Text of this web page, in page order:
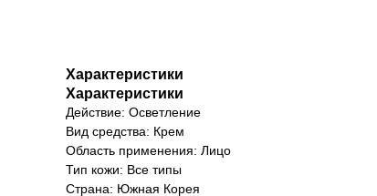
Характеристики
Характеристики
Действие: Осветление
Вид средства: Крем
Область применения: Лицо
Тип кожи: Все типы
Страна: Южная Корея